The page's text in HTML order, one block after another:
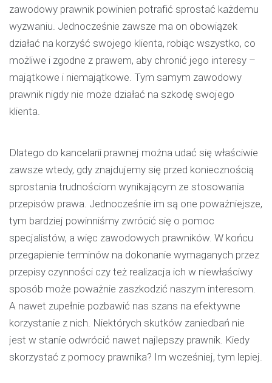
zawodowy prawnik powinien potrafić sprostać każdemu
wyzwaniu. Jednocześnie zawsze ma on obowiązek
działać na korzyść swojego klienta, robiąc wszystko, co
możliwe i zgodne z prawem, aby chronić jego interesy –
majątkowe i niemajątkowe. Tym samym zawodowy
prawnik nigdy nie może działać na szkodę swojego
klienta.
Dlatego do kancelarii prawnej można udać się właściwie
zawsze wtedy, gdy znajdujemy się przed koniecznością
sprostania trudnościom wynikającym ze stosowania
przepisów prawa. Jednocześnie im są one poważniejsze,
tym bardziej powinniśmy zwrócić się o pomoc
specjalistów, a więc zawodowych prawników. W końcu
przegapienie terminów na dokonanie wymaganych przez
przepisy czynności czy też realizacja ich w niewłaściwy
sposób może poważnie zaszkodzić naszym interesom.
A nawet zupełnie pozbawić nas szans na efektywne
korzystanie z nich. Niektórych skutków zaniedbań nie
jest w stanie odwrócić nawet najlepszy prawnik. Kiedy
skorzystać z pomocy prawnika? Im wcześniej, tym lepiej.